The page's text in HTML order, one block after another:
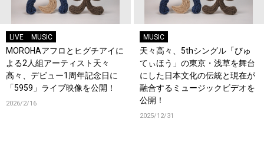
LIVE MUSIC
MOROHAアフロとヒグチアイに
よる2人組アーティスト天々
高々、デビュー1周年記念日に
「5959」ライブ映像を公開！
2026/2/16
MUSIC
天々高々、5thシングル「びゅ
てぃほう」の東京・浅草を舞台
にした日本文化の伝統と現在が
融合するミュージックビデオを
公開！
2025/12/31